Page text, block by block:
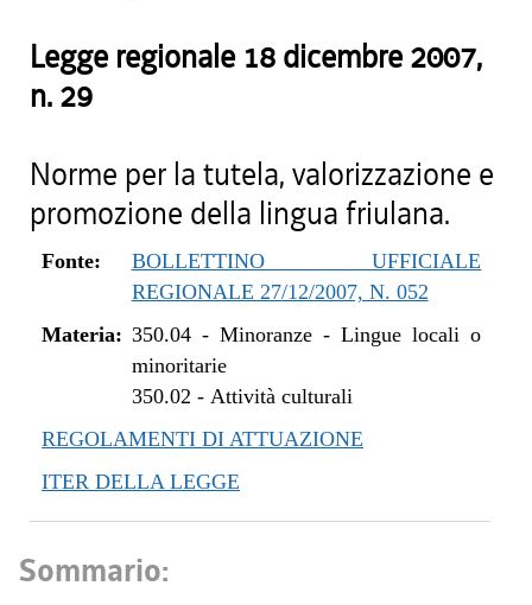
Legge regionale 18 dicembre 2007,
n. 29
Norme per la tutela, valorizzazione e
promozione della lingua friulana.
Fonte:
BOLLETTINO UFFICIALE
REGIONALE 27/12/2007, N. 052
Materia: 350.04- Minoranze - Lingue locali o
minoritarie
350.02 - Attività culturali
REGOLAMENTI DI ATTUAZIONE
ITER DELLA LEGGE
Sommario: